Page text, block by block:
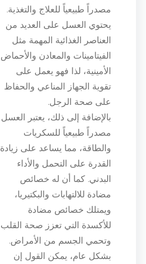
مصدراً طبيعياً للعلاج والتغذية.
يحتوي العسل على العديد من
العناصر الغذائية المهمة مثل
الفيتامينات والمعادن والأحماض
الأمينية، لذا فهو يعمل على
تقوية الجهاز المناعي والحفاظ
على صحة الرجل.
بالإضافة إلى ذلك، يعتبر العسل
مصدراً طبيعياً للسكريات
والطاقة، مما يساعد على زيادة
القدرة على التحمل والأداء
البدني. كما أن له خصائص
مضادة للالتهابات والبكتيريا،
ويمتلك خصائص مضادة
للأكسدة التي تعزز صحة القلب
وتحمي الجسم من الأمراض.
بشكل عام، يمكن القول إن